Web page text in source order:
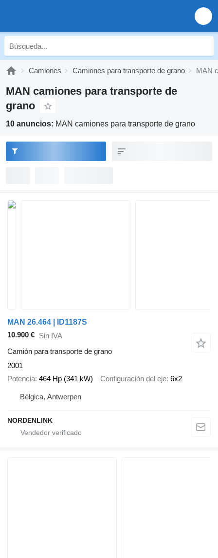
Camiones Camiones para transporte de grano MAN
MAN camiones para transporte de
grano
10 anuncios: MAN camiones para transporte de grano
MAN 26.464 | ID1187S
10.900 € Sin IVA
Camión para transporte de grano
2001
Potencia 464 Hp (341 kW) Configuración del eje 6x2
Bélgica, Antwerpen
NORDENLINK